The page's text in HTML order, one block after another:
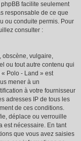
facilite seulement
responsable de ce que
ou conduite permis. Pour
consulter :
obscène, vulgaire,
ou tout autre contenu qui
Polo - Land » est
mener à un
à votre fournisseur
adresses IP de tous les
de ces conditions.
déplace ou verrouille
est nécessaire. En tant
que vous avez saisies